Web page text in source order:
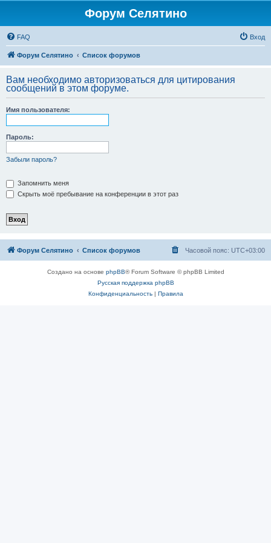
Форум Селятино
FAQ Вход
Форум Селятино Список форумов
Вам необходимо авторизоваться для цитирования
сообщений в этом форуме.
Имя пользователя:
Пароль:
Забыли пароль?
Запомнить меня
Скрыть моё пребывание на конференции в этот раз
Форум Селятино Список форумов Часовой пояс: UTC+03:00
Создано на основе phpBB® Forum Software © phpBB Limited
Русская поддержка phpBB
Конфиденциальность| Правила